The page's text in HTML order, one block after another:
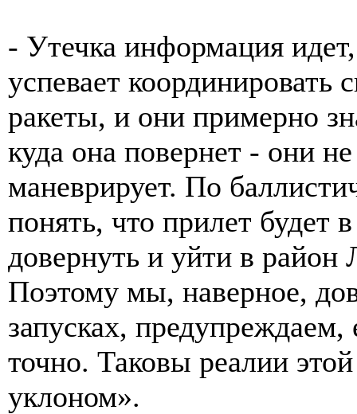
- Утечка информация
успевает
ракеты, и они примерно
куда она повернет - они
маневрирует. По
понять, что прилет будет
довернуть и уйти в район
Поэтому мы, наверное,
запусках, предупреждаем,
точно. Таковы реалии
уклоном».